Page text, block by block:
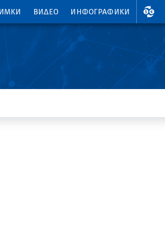
ВИДЕО ИНФОГРАФИКИ